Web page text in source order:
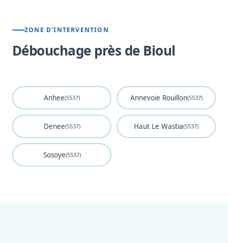
ZONE D'INTERVENTION
Débouchage près de Bioul
Anhee(5537) Annevoie Rouillon(5537)
Denee(5537) Haut Le Wastia(5537)
Sosoye(5537)